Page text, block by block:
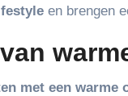
en brengen
met een warme